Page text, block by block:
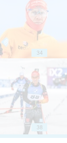
34
38